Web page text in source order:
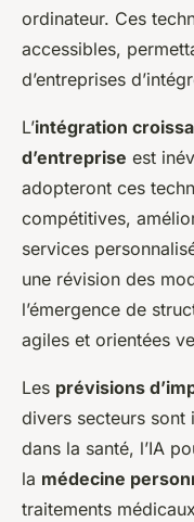
ordinateur. Ces
accessibles,
d’entreprises
L’intégration
d’entreprise est
adopteront ces
compétitives,
services
une révision des
l’émergence de
agiles et orientées
Les prévisions
divers secteurs sont
dans la santé, l’IA
la médecine
traitements